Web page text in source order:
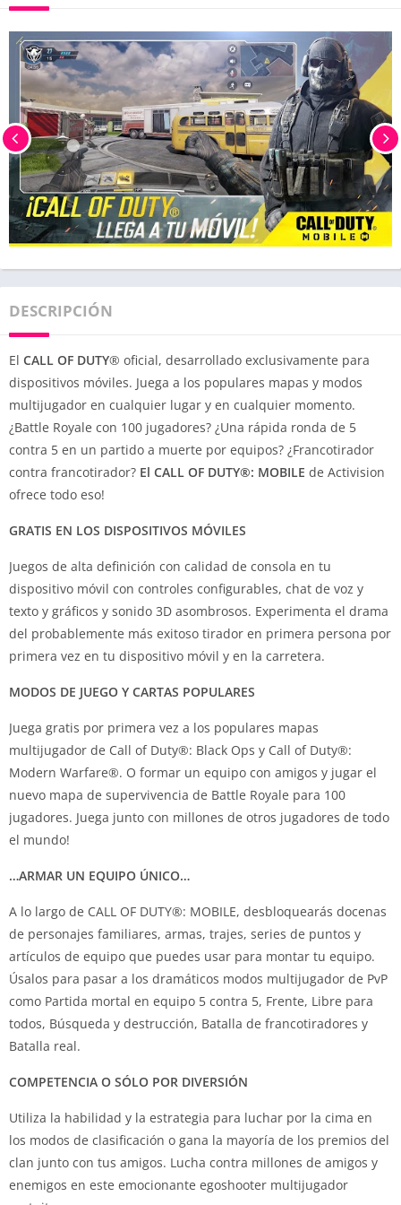
DESCRIPCIÓN
El CALL OF DUTY® oficial, desarrollado exclusivamente para
dispositivos móviles. Juega a los populares mapas y modos
multijugador en cualquier lugar y en cualquier momento.
¿Battle Royale con 100 jugadores? ¿Una rápida ronda de 5
contra 5 en un partido a muerte por equipos? ¿Francotirador
contra francotirador? El CALL OF DUTY®: MOBILE de Activision
ofrece todo eso!
GRATIS EN LOS DISPOSITIVOS MÓVILES
Juegos de alta definición con calidad de consola en tu
dispositivo móvil con controles configurables, chat de voz y
texto y gráficos y sonido 3D asombrosos. Experimenta el drama
del probablemente más exitoso tirador en primera persona por
primera vez en tu dispositivo móvil y en la carretera.
MODOS DE JUEGO Y CARTAS POPULARES
Juega gratis por primera vez a los populares mapas
multijugador de Call of Duty®: Black Ops y Call of Duty®:
Modern Warfare®. O formar un equipo con amigos y jugar el
nuevo mapa de supervivencia de Battle Royale para 100
jugadores. Juega junto con millones de otros jugadores de todo
el mundo!
…ARMAR UN EQUIPO ÚNICO…
A lo largo de CALL OF DUTY®: MOBILE, desbloquearás docenas
de personajes familiares, armas, trajes, series de puntos y
artículos de equipo que puedes usar para montar tu equipo.
Úsalos para pasar a los dramáticos modos multijugador de PvP
como Partida mortal en equipo 5 contra 5, Frente, Libre para
todos, Búsqueda y destrucción, Batalla de francotiradores y
Batalla real.
COMPETENCIA O SÓLO POR DIVERSIÓN
Utiliza la habilidad y la estrategia para luchar por la cima en
los modos de clasificación o gana la mayoría de los premios del
clan junto con tus amigos. Lucha contra millones de amigos y
enemigos en este emocionante egoshooter multijugador